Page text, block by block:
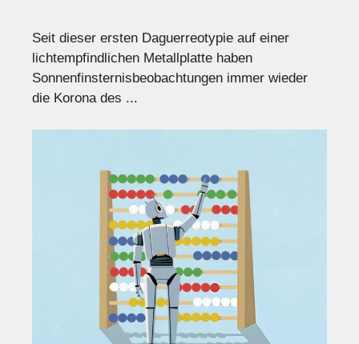
Seit dieser ersten Daguerreotypie auf einer
lichtempfindlichen Metallplatte haben
Sonnenfinsternisbeobachtungen immer wieder
die Korona des ...